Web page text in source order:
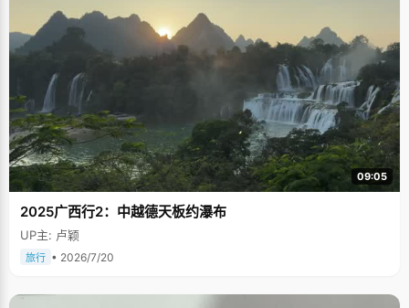
09:05
2025广西行2：中越德天板约瀑布
UP主: 卢颖
旅行 • 2026/7/20